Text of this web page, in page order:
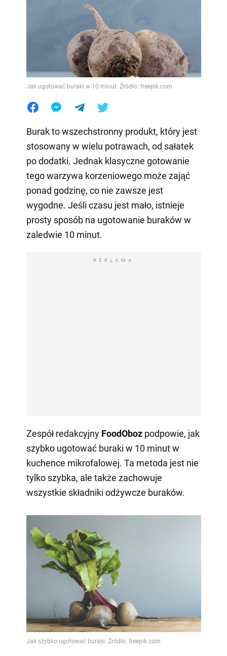
Jak ugotować buraki w 10 minut. Źródło: freepik.com
Burak to wszechstronny produkt, który jest
stosowany w wielu potrawach, od sałatek
po dodatki. Jednak klasyczne gotowanie
tego warzywa korzeniowego może zająć
ponad godzinę, co nie zawsze jest
wygodne. Jeśli czasu jest mało, istnieje
prosty sposób na ugotowanie buraków w
zaledwie 10 minut.
REKLAMA
Zespół redakcyjny FoodOboz podpowie, jak
szybko ugotować buraki w 10 minut w
kuchence mikrofalowej. Ta metoda jest nie
tylko szybka, ale także zachowuje
wszystkie składniki odżywcze buraków.